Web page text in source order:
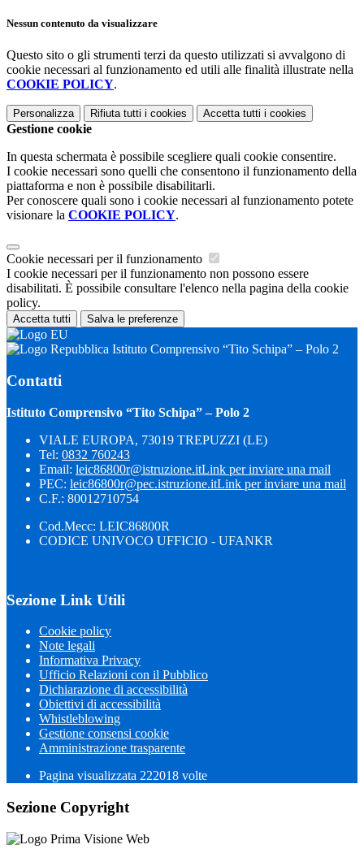
Nessun contenuto da visualizzare
Questo sito o gli strumenti terzi da questo utilizzati si avvalgono di
cookie necessari al funzionamento ed utili alle finalità illustrate nella
COOKIE POLICY.
Personalizza Rifiuta tutti i cookies Accetta tutti i cookies
Gestione cookie
In questa schermata è possibile scegliere quali cookie consentire.
I cookie necessari sono quelli che consentono il funzionamento della
piattaforma e non è possibile disabilitarli.
Per conoscere quali sono i cookie necessari al funzionamento potete
visionare la COOKIE POLICY.
Cookie necessari per il funzionamento
I cookie necessari per il funzionamento non possono essere
disabilitati. È possibile consultare l'elenco nella pagina della cookie
policy.
Accetta tutti Salva le preferenze
Istituto Comprensivo “Tito Schipa” – Polo 2
Contatti
Istituto Comprensivo “Tito Schipa” – Polo 2
VIALE EUROPA, 73019 TREPUZZI (LE)
Tel: 0832 760243
Email: leic86800r@istruzione.itLink per inviare una mail
PEC: leic86800r@pec.istruzione.itLink per inviare una mail
C.F.: 80012710754
Cod.Mecc: LEIC86800R
CODICE UNIVOCO UFFICIO - UFANKR
Sezione Link Utili
Cookie policy
Note legali
Informativa Privacy
Ufficio Relazioni con il Pubblico
Dichiarazione di accessibilità
Obiettivi di accessibilità
Whistleblowing
Gestione consensi cookie
Amministrazione trasparente
Pagina visualizzata 222018 volte
Sezione Copyright